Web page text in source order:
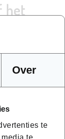
Over
te
te
het